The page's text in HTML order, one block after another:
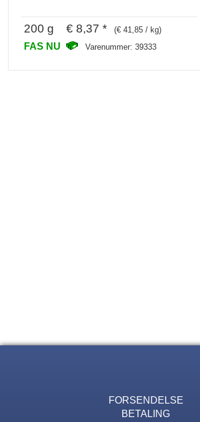
200 g € 8,37 * (€ 41,85 / kg)
FAS NU Varenummer: 39333
FORSENDELSE
BETALING